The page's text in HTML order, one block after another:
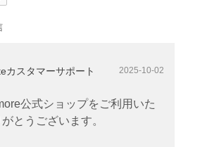
カスタマーサポート 2025-10-02
公式ショップをご利用いた
とうございます。